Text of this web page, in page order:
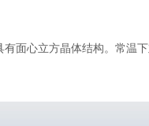
有面心立方晶体结构。常温